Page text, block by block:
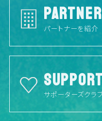
PARTNER
パートナーを紹介
サポーターズクラ